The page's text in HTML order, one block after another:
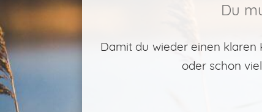
Du
Damit du wieder einen
oder schon